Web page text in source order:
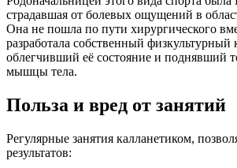
страдавшая от болевых ощущений в
Она не пошла по пути хирургического
разработала собственный физкультурный
облегчивший её состояние и поднявший
мышцы тела.
Польза и вред от занятий
Регулярные занятия калланетиком,
результатов: